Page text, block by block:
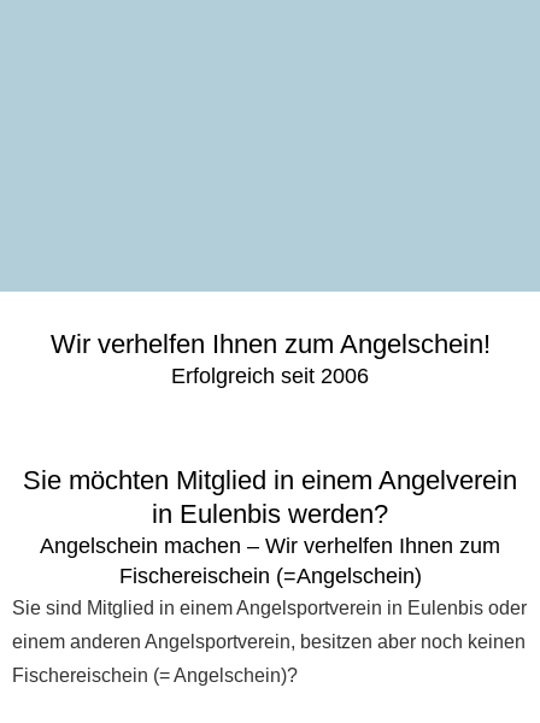
Wir verhelfen Ihnen zum Angelschein!
Erfolgreich seit 2006
Sie möchten Mitglied in einem Angelverein
in Eulenbis werden?
Angelschein machen – Wir verhelfen Ihnen zum
Fischereischein (=Angelschein)
Sie sind Mitglied in einem Angelsportverein in Eulenbis oder
einem anderen Angelsportverein, besitzen aber noch keinen
Fischereischein (= Angelschein)?